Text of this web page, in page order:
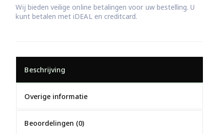
Wij bieden veilige online betalingen voor uw bestelling. U
kunt betalen met iDEAL en creditcard.
Beschrijving
Overige informatie
Beoordelingen (0)